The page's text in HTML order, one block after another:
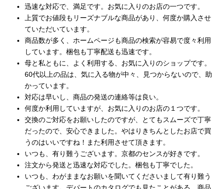
迅速な対応で、満足です。お気に入りのお店の一つです。
上質でお値段もリーズナブルな商品があり、何度か購入させ
ていただいています。
商品数が多く、ホームページも商品の検索が容易で度々利用
しています。梱包も丁寧配送も迅速です。
母と私ともに、よく利用する、お気に入りのショップです。
60代以上の品は、気に入る物が中々、見つからないので、助
かっています。
対応は早いし、商品の発送の連絡等は良い。
何度か利用していますが、お気に入りのお店の１つです。
交換のご対応をお願いしたのですが、とてもスムーズで丁寧
だったので、安心できました。やはりきちんとしたお店で買
うのはいいですね！また利用させて頂きます。
いつも、有り難うございます。京都のセンスが好きです。
注文から発送と迅速な対応でした。梱包も丁寧でした。
いつも、わがままなお願いを聞いてくださいまして有り難う